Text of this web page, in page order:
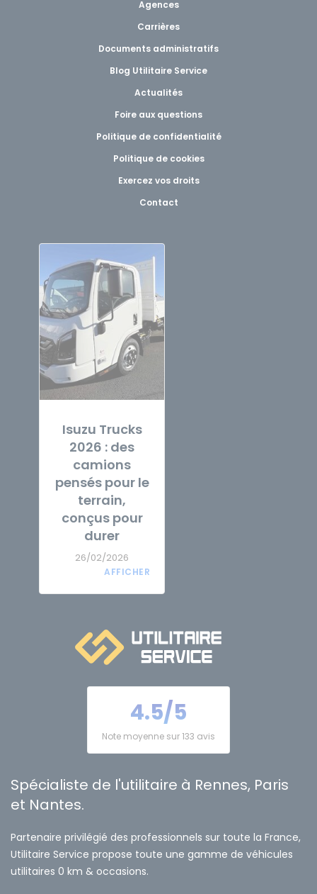
Agences
Carrières
Documents administratifs
Blog Utilitaire Service
Actualités
Foire aux questions
Politique de confidentialité
Politique de cookies
Exercez vos droits
Contact
Isuzu Trucks
2026 : des
camions
pensés pour le
terrain,
conçus pour
durer
26/02/2026
4.5/5
Note moyenne sur 133 avis
Spécialiste de l'utilitaire à Rennes, Paris
et Nantes.
Partenaire privilégié des professionnels sur toute la France,
Utilitaire Service propose toute une gamme de véhicules
utilitaires 0 km & occasions.